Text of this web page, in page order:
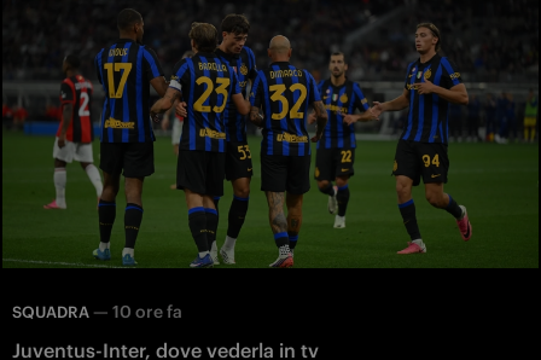
SQUADRA — 10 ore fa
Juventus-Inter, dove vederla in tv